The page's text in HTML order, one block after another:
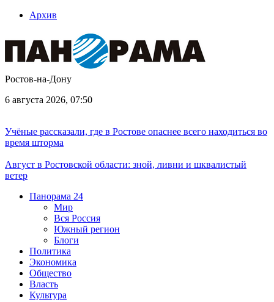
Архив
Ростов-на-Дону
6 августа 2026, 07:50
Учёные рассказали, где в Ростове опаснее всего находиться во
время шторма
Август в Ростовской области: зной, ливни и шквалистый
ветер
Панорама 24
Мир
Вся Россия
Южный регион
Блоги
Политика
Экономика
Общество
Власть
Культура